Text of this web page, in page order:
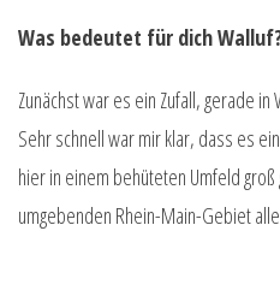
Was bedeutet für dich
Zunächst war es ein Zufall, gerade in
Sehr schnell war mir klar, dass es
hier in einem behüteten Umfeld
umgebenden Rhein-Main-Gebiet